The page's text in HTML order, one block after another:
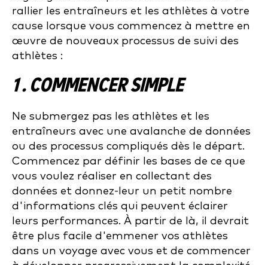
rallier les entraîneurs et les athlètes à votre
cause lorsque vous commencez à mettre en
œuvre de nouveaux processus de suivi des
athlètes :
1 . COMMENCER SIMPLE
Ne submergez pas les athlètes et les
entraîneurs avec une avalanche de données
ou des processus compliqués dès le départ.
Commencez par définir les bases de ce que
vous voulez réaliser en collectant des
données et donnez-leur un petit nombre
d'informations clés qui peuvent éclairer
leurs performances. À partir de là, il devrait
être plus facile d'emmener vos athlètes
dans un voyage avec vous et de commencer